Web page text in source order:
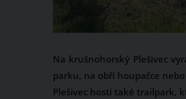
Na krušnohorský Plešivec
parku, na obří houpačce
Plešivec hostí také trailpark,